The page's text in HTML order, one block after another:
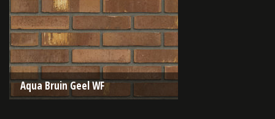
Aqua Bruin Geel WF